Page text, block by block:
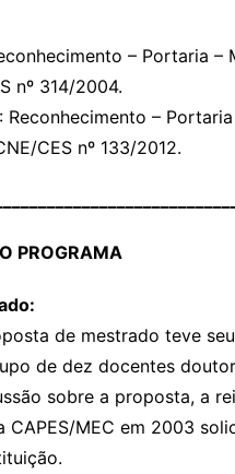
– Portaria
nº 314/2004.
Reconhecimento –
CES nº 133/2012.
PROGRAMA
de mestrado teve
de dez docentes
sobre a proposta, a
CAPES/MEC em 2003